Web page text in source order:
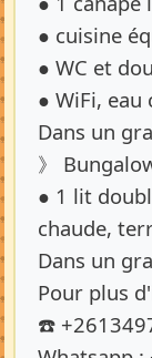
● cuisine
● WC et
● WiFi,
Dans un
》
● 1 lit
chaude,
Dans un
Pour plus
☎️